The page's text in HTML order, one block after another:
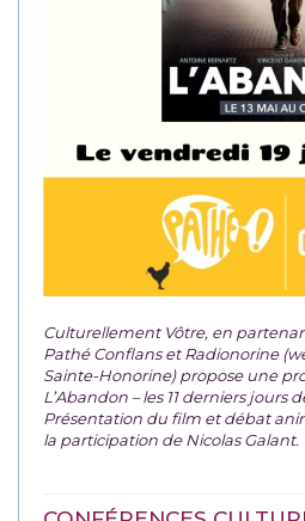
Culturellement Vôtre, en
Pathé Conflans et Radionorine
Sainte-Honorine) propose une
L’Abandon – les 11 derniers jours
Présentation du film et débat
la participation de Nicolas Galant.